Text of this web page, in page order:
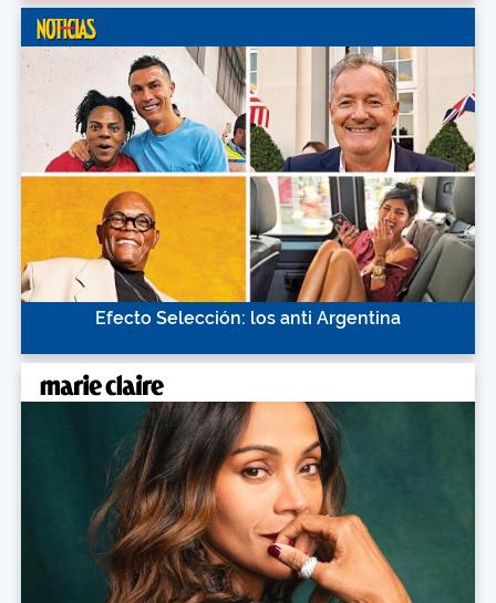
Efecto Selección: los anti Argentina